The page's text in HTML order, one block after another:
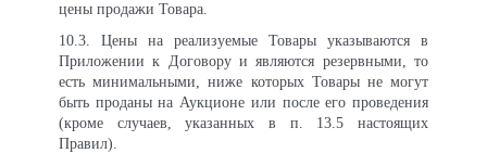
цены продажи Товара.
10.3. Цены на реализуемые Товары указываются в
Приложении к Договору и являются резервными, то
есть минимальными, ниже которых Товары не могут
быть проданы на Аукционе или после его проведения
(кроме случаев, указанных в п. 13.5 настоящих
Правил).